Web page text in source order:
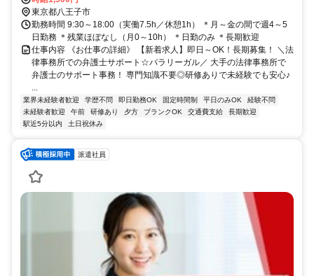
東京都八王子市
勤務時間 9:30～18:00（実働7.5h／休憩1h） ＊月～金の間で週4～5
日勤務 ＊残業ほぼなし（月0～10h） ＊日勤のみ ＊長期歓迎
仕事内容 《お仕事の詳細》 【新着求人】即日～OK！長期募集！ ＼法
律事務所での弁護士サポート☆パラリーガル／ 大手の法律事務所で
弁護士のサポート事務！ 専門知識不要◎研修ありで未経験でも安心♪
業界未経験者歓迎 学歴不問 即日勤務OK 固定時間制 平日のみOK
経験不問
未経験者歓迎
午前 研修あり 夕方 ブランクOK 交通費支給
長期歓迎
駅近5分以内
土日祝休み
派遣社員